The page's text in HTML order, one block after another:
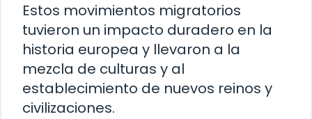
Estos movimientos migratorios
tuvieron un impacto duradero en la
historia europea y llevaron a la
mezcla de culturas y al
establecimiento de nuevos reinos y
civilizaciones.